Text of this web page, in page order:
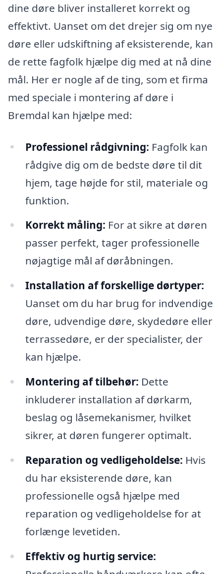
dine døre bliver installeret korrekt og
effektivt. Uanset om det drejer sig om nye
døre eller udskiftning af eksisterende, kan
de rette fagfolk hjælpe dig med at nå dine
mål. Her er nogle af de ting, som et firma
med speciale i montering af døre i
Bremdal kan hjælpe med:
Professionel rådgivning: Fagfolk kan
rådgive dig om de bedste døre til dit
hjem, tage højde for stil, materiale og
funktion.
Korrekt måling: For at sikre at døren
passer perfekt, tager professionelle
nøjagtige mål af døråbningen.
Installation af forskellige dørtyper:
Uanset om du har brug for indvendige
døre, udvendige døre, skydedøre eller
terrassedøre, er der specialister, der
kan hjælpe.
Montering af tilbehør: Dette
inkluderer installation af dørkarm,
beslag og låsemekanismer, hvilket
sikrer, at døren fungerer optimalt.
Reparation og vedligeholdelse: Hvis
du har eksisterende døre, kan
professionelle også hjælpe med
reparation og vedligeholdelse for at
forlænge levetiden.
Effektiv og hurtig service: